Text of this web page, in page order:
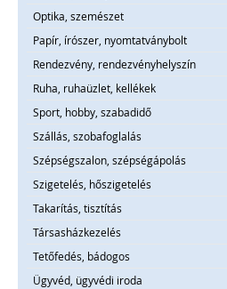
Optika, szemészet
Papír, írószer, nyomtatványbolt
Rendezvény, rendezvényhelyszín
Ruha, ruhaüzlet, kellékek
Sport, hobby, szabadidő
Szállás, szobafoglalás
Szépségszalon, szépségápolás
Szigetelés, hőszigetelés
Takarítás, tisztítás
Társasházkezelés
Tetőfedés, bádogos
Ügyvéd, ügyvédi iroda